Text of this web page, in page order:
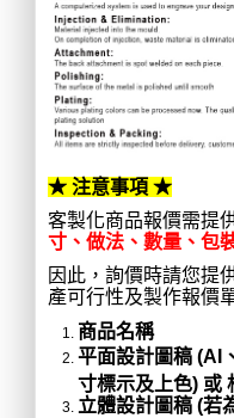
★ 注意事項 ★
客製化商品報價需提
寸、做法、數量、包
因此，詢價時請您提
產可行性及製作報價
商品名稱
平面設計圖稿 (AI
寸標示及上色) 或
立體設計圖稿 (若